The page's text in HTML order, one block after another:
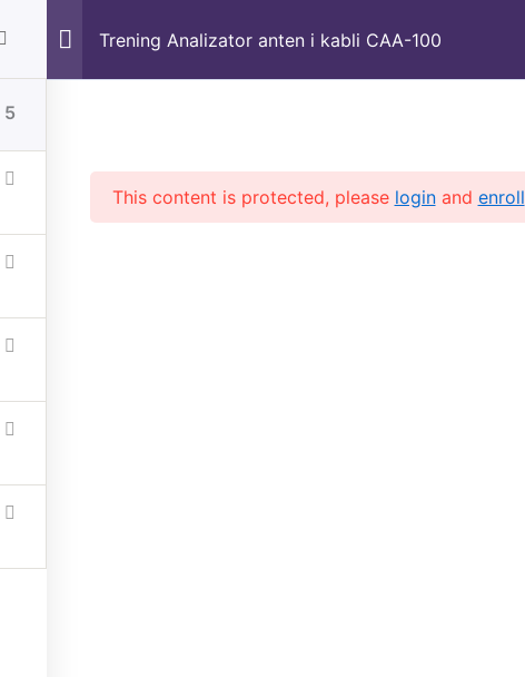
Strona główna
z obsługi sprzętu
Trening Analizator anten i kabli CAA-100
5
This content is protected, please loginand enroll